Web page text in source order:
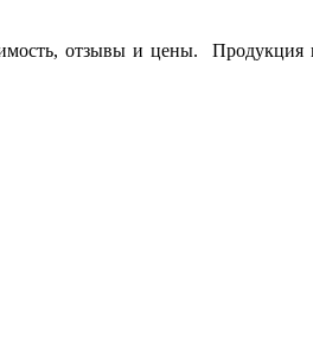
отзывы и цены. Продукция